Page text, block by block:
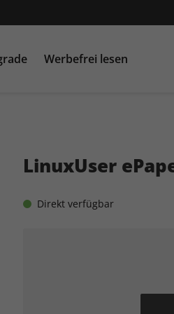
Werbefrei lesen
LinuxUser
Direkt verfügbar